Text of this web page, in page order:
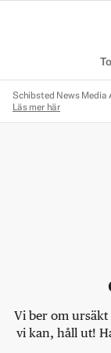
Schibsted News
Läs mer här
Vi ber om
vi kan, håll ut!